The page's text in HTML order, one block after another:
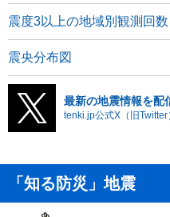
震度3以上の地域別観測回数
震央分布図
最新の地震情報を配
tenki.jp公式X（旧Twitter
「知る防災」地震